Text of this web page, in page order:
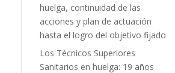
huelga, continuidad de las
acciones y plan de actuación
hasta el logro del objetivo fijado
Los Técnicos Superiores
Sanitarios en huelga: 19 años